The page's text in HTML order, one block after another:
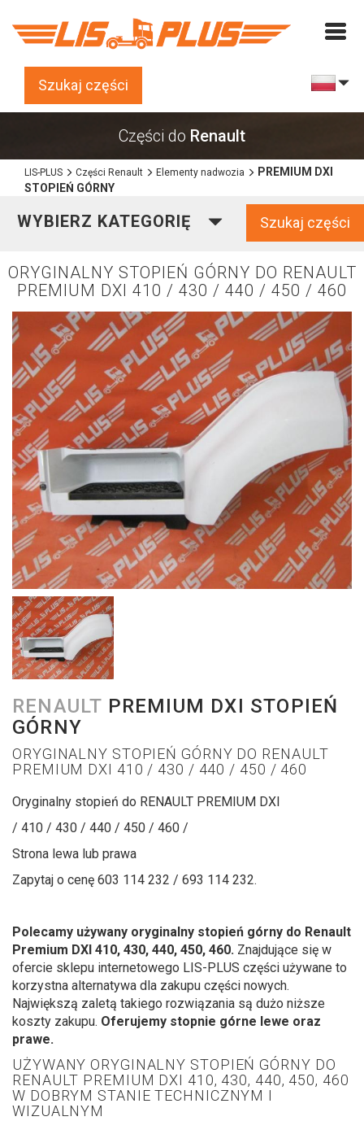
Szukaj części
Części do Renault
LIS-PLUS Części Renault Elementy nadwozia
PREMIUM DXI
STOPIEŃ GÓRNY
WYBIERZ KATEGORIĘ Szukaj części
ORYGINALNY STOPIEŃ GÓRNY DO RENAULT
PREMIUM DXI 410 / 430 / 440 / 450 / 460
RENAULT PREMIUM DXI STOPIEŃ
GÓRNY
ORYGINALNY STOPIEŃ GÓRNY DO RENAULT
PREMIUM DXI 410 / 430 / 440 / 450 / 460
Oryginalny stopień do RENAULT PREMIUM DXI
/ 410 / 430 / 440 / 450 / 460 /
Strona lewa lub prawa
Zapytaj o cenę 603 114 232 / 693 114 232.
Polecamy używany oryginalny stopień górny do Renault
Premium DXI 410, 430, 440, 450, 460. Znajdujące się w
ofercie sklepu internetowego LIS-PLUS części używane to
korzystna alternatywa dla zakupu części nowych.
Największą zaletą takiego rozwiązania są dużo niższe
koszty zakupu. Oferujemy stopnie górne lewe oraz
prawe.
UŻYWANY ORYGINALNY STOPIEŃ GÓRNY DO
RENAULT PREMIUM DXI 410, 430, 440, 450, 460
W DOBRYM STANIE TECHNICZNYM I
WIZUALNYM